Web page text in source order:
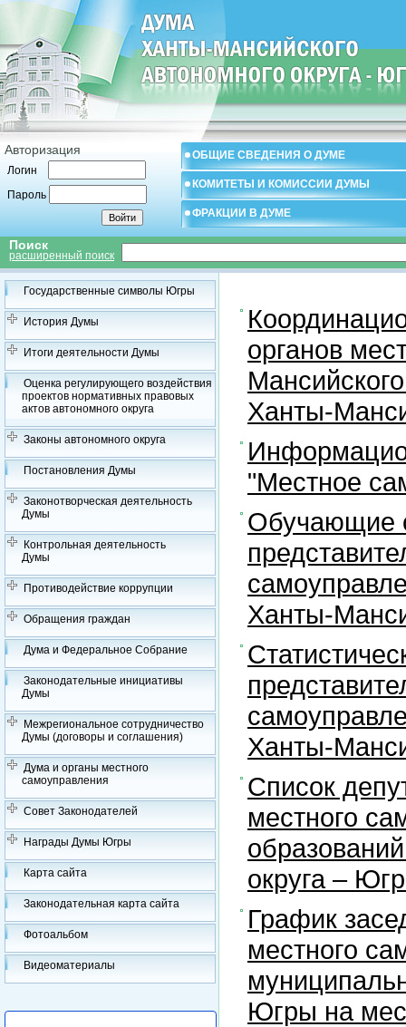
Авторизация
Логин
Пароль
ОБЩИЕ СВЕДЕНИЯ О ДУМЕ
КОМИТЕТЫ И КОМИССИИ ДУМЫ
ФРАКЦИИ В ДУМЕ
Поиск
расширенный поиск
Государственные символы Югры
История Думы
Итоги деятельности Думы
Оценка регулирующего воздействия
проектов нормативных правовых
актов автономного округа
Законы автономного округа
Постановления Думы
Законотворческая деятельность
Думы
Контрольная деятельность
Думы
Противодействие коррупции
Обращения граждан
Дума и Федеральное Собрание
Законодательные инициативы
Думы
Межрегиональное сотрудничество
Думы (договоры и соглашения)
Дума и органы местного
самоуправления
Совет Законодателей
Награды Думы Югры
Карта сайта
Законодательная карта сайта
Фотоальбом
Видеоматериалы
органов
Ханты-
"Местное
Обучающие
Ханты-
Ханты-
Список
местного
округа –
График
местного
Югры на